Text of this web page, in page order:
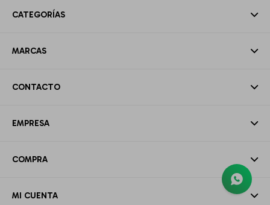
CATEGORÍAS
MARCAS
CONTACTO
EMPRESA
COMPRA
MI CUENTA